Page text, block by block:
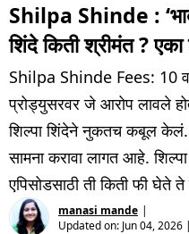
Shilpa Shinde :
शिंदे किती श्रीमंत ? एका
Shilpa Shinde Fees: 10
प्रोड्युसरवर जे आरोप लावले
शिल्पा शिंदेने नुकतच कबूल केलं.
सामना करावा लागत आहे.
एपिसोडसाठी ती किती फी घेते
manasi mande |
Updated on: Jun 04, 2026